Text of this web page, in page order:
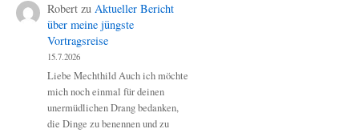
Robert zu Aktueller Bericht
über meine jüngste
Vortragsreise
15.7.2026
Liebe Mechthild Auch ich möchte
mich noch einmal für deinen
unermüdlichen Drang bedanken,
die Dinge zu benennen und zu